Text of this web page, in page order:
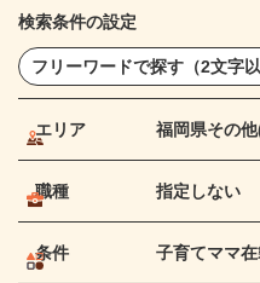
検索条件の設定
エリア 福岡県その
職種 指定しない
条件 子育てママ